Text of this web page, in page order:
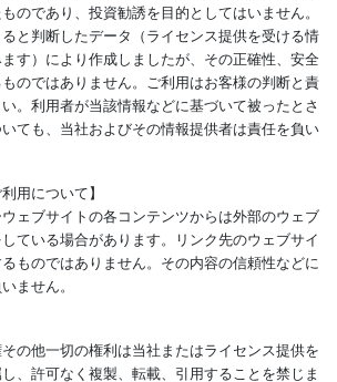
のであり、投資勧誘を目的としてはいません。
と判断したデータ（ライセンス提供を受ける情
す）により作成しましたが、その正確性、安全
のではありません。ご利用はお客様の判断と責
。利用者が当該情報などに基づいて被ったとさ
ても、当社およびその情報提供者は責任を負い
用について】
ェブサイトの各コンテンツからは外部のウェブ
ている場合があります。リンク先のウェブサイ
ものではありません。その内容の信頼性などに
ません。
の他一切の権利は当社またはライセンス提供を
、許可なく複製、転載、引用することを禁じま